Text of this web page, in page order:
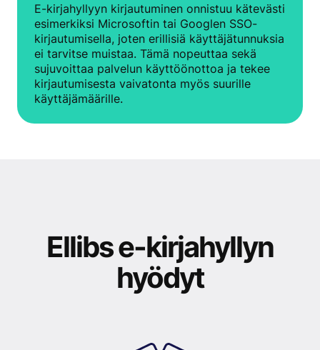
E-kirjahyllyyn kirjautuminen onnistuu kätevästi
esimerkiksi Microsoftin tai Googlen SSO-
kirjautumisella, joten erillisiä käyttäjätunnuksia
ei tarvitse muistaa. Tämä nopeuttaa sekä
sujuvoittaa palvelun käyttöönottoa ja tekee
kirjautumisesta vaivatonta myös suurille
käyttäjämäärille.
Ellibs e-kirjahyllyn
hyödyt